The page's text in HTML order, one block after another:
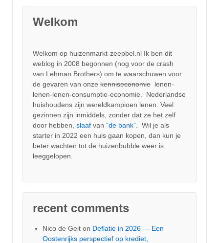
Welkom
Welkom op huizenmarkt-zeepbel.nl Ik ben dit
weblog in 2008 begonnen (nog voor de crash
van Lehman Brothers) om te waarschuwen voor
de gevaren van onze kenniseconomie lenen-
lenen-lenen-consumptie-economie. Nederlandse
huishoudens zijn wereldkampioen lenen. Veel
gezinnen zijn inmiddels, zonder dat ze het zelf
door hebben, slaaf van “de bank”.
Wil je als
starter in 2022 een huis gaan kopen, dan kun je
beter wachten tot de huizenbubble weer is
leeggelopen.
recent comments
Nico de Geit on Deflatie in 2026 — Een
Oostenrijks perspectief op krediet,